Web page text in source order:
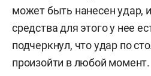
может быть нанесен удар,
средства для этого у нее
подчеркнул, что удар по
произойти в любой момент.